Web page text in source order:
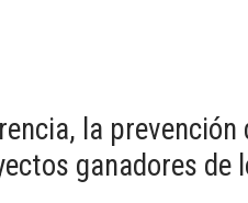
la prevención
ganadores de